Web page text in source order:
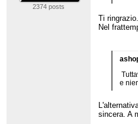
2374 posts
Ti
Nel
e
sincera. A